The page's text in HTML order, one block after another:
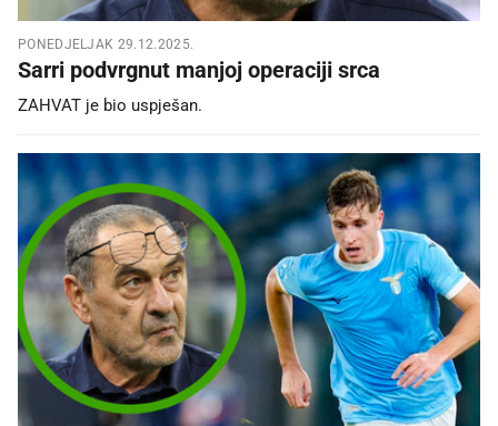
PONEDJELJAK 29.12.2025.
Sarri podvrgnut manjoj operaciji srca
ZAHVAT je bio uspješan.